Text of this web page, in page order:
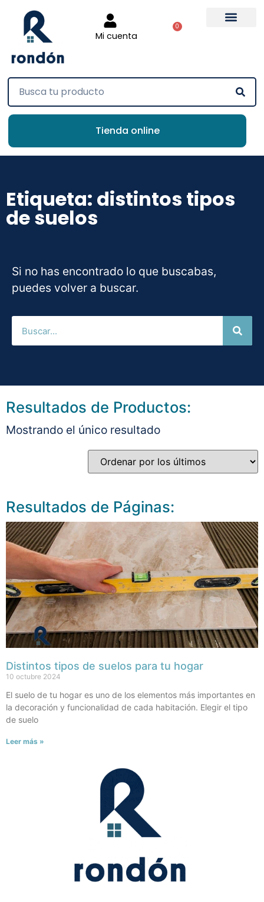
Mi cuenta
0
Tienda online
Etiqueta: distintos tipos
de suelos
Si no has encontrado lo que buscabas,
puedes volver a buscar.
Resultados de Productos:
Mostrando el único resultado
Resultados de Páginas:
Distintos tipos de suelos para tu hogar
10 octubre 2024
El suelo de tu hogar es uno de los elementos más importantes en
la decoración y funcionalidad de cada habitación. Elegir el tipo
de suelo
Leer más »